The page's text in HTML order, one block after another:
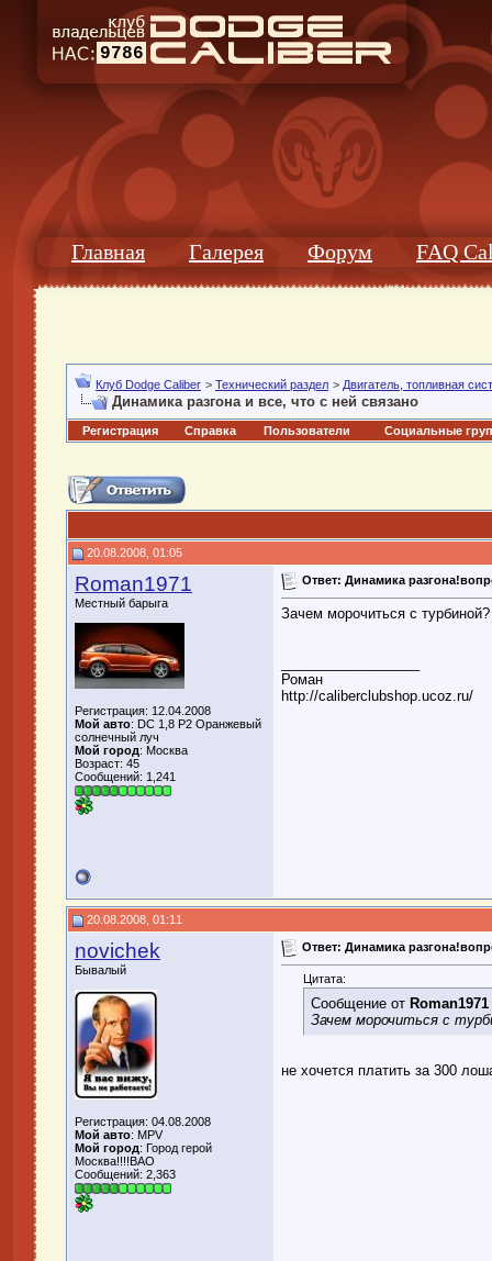
9786
Главная Галерея Форум FAQ
Клуб Dodge Caliber > Технический раздел > Двигатель, топливная
Динамика разгона и все, что с ней связано
Регистрация Справка Пользователи Социальные
20.08.2008, 01:05
Roman1971
Местный барыга
Регистрация: 12.04.2008
Мой авто: DC 1,8 Р2 Оранжевый
солнечный луч
Мой город: Москва
Возраст: 45
Сообщений: 1,241
Ответ: Динамика
Зачем морочиться с
Роман
http://caliberclubshop.ucoz.ru/
20.08.2008, 01:11
novichek
Бывалый
Регистрация: 04.08.2008
Мой авто: MPV
Мой город: Город герой
Москва!!!!ВАО
Сообщений: 2,363
Ответ: Динамика
Цитата:
Сообщение от Roman1971
Зачем морочиться с
не хочется платить за 300